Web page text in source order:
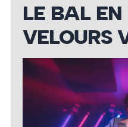
LE BAL EN
VELOURS